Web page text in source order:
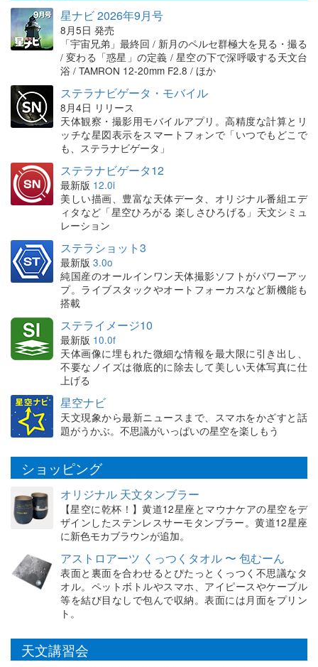
星ナビ 2026年9月号
8月5日 発売
「宇宙兄弟」最終回 / 新月のペルセ群極大を見る・撮る
/ 変わる「惑星」の定義 / 星空の下で深呼吸する天文台
浴 / TAMRON 12-20mm F2.8 / ほか
ステラナビゲータ・モバイル
8月4日 リリース
天体観察・撮影用モバイルアプリ。高精度な計算とリ
ッチな星図表示をスマートフォンで「いつでもどこで
も、ステラナビゲータ」
ステラナビゲータ12
最新版 12.0i
美しい描画、豊富な天体データ、オリジナル番組エデ
ィタなど「星空ひろがる 楽しさひろげる」天文シミュ
レーション
ステラショット3
最新版 3.0o
純国産のオールインワン天体撮影ソフトがパワーアッ
プ。ライブスタックやオートフォーカスなど新機能も
搭載
ステライメージ10
最新版 10.0f
天体画像に埋もれた微細な情報を最大限に引き出し、
不要なノイズは徹底的に除去して美しい天体写真に仕
上げる
星空ナビ
天文現象から最新ニュースまで、スマホをかざすと話
題がうかぶ。不思議がいっぱいの星空を楽しもう
ショッピング
オリジナル 天文タンブラー
【星空に乾杯！】黄道12星座とマウナケアの星空をデ
ザインしたステンレスサーモタンブラー。黄道12星座
に新色モカブラウンが追加。
アストロアーツ くっつくタオル 〜 包むーん
表面と裏面を合わせるとぴたっとくっつく不思議なタ
オル。ペットボトルやスマホ、アイピースやケーブル
等を結び目なしで包んで収納。表面には月面をプリン
ト。
天文講習会